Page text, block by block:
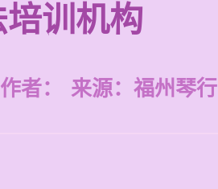
训机构
作者： 来源： 福州琴行